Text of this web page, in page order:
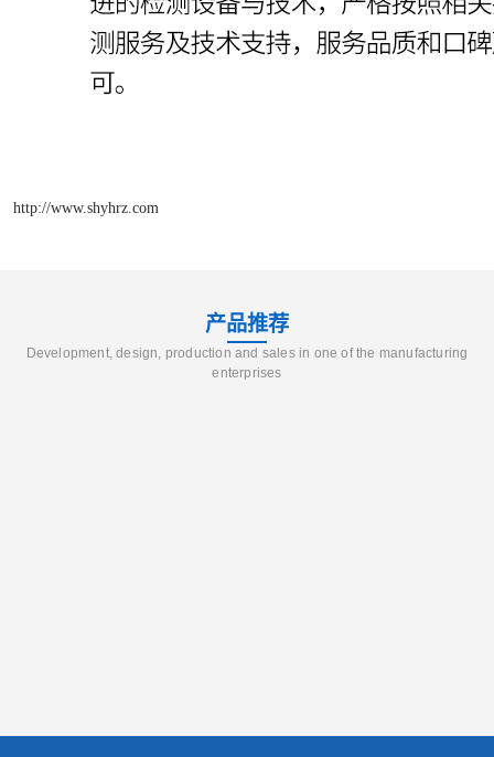
http://www.shyhrz.com
产品推荐
Development, design, production and sales in one of the manufacturing
enterprises